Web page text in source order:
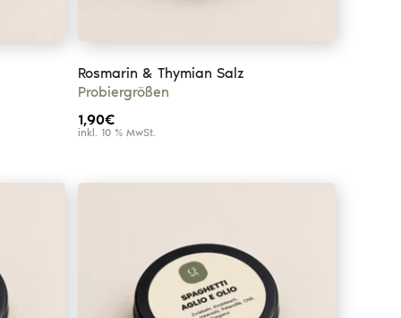
Rosmarin & Thymian Salz
Probiergrößen
1,90€
inkl. 10 % MwSt.